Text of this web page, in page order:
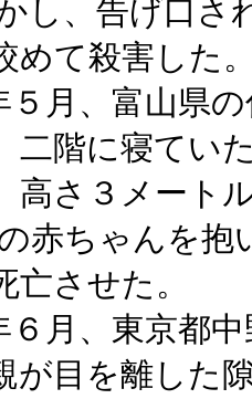
し、告げ口さ
めて殺害した
月、富山県の
二階に寝てい
高さ３メート
赤ちゃんを抱
亡させた。
月、東京都中
が目を離した